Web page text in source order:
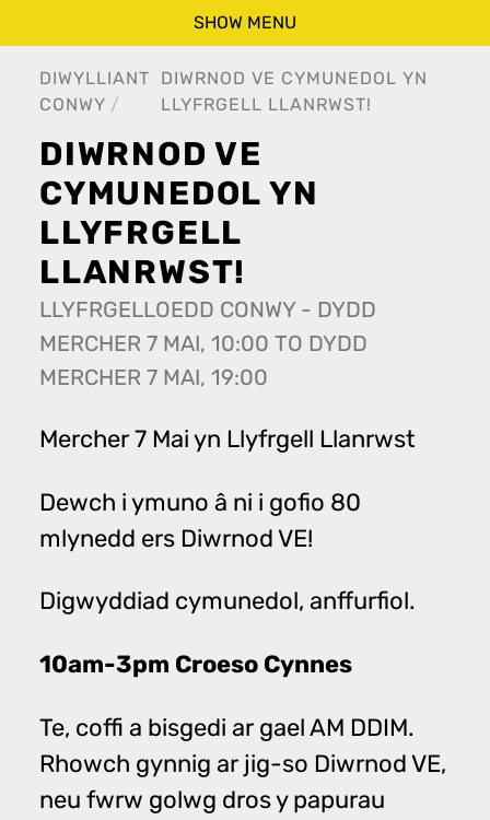
SHOW MENU
DIWYLLIANT
CONWY
DIWRNOD VE CYMUNEDOL YN
LLYFRGELL LLANRWST!
DIWRNOD VE
CYMUNEDOL YN
LLYFRGELL
LLANRWST!
LLYFRGELLOEDD CONWY - DYDD
MERCHER 7 MAI, 10:00 TO DYDD
MERCHER 7 MAI, 19:00
Mercher 7 Mai yn Llyfrgell Llanrwst
Dewch i ymuno â ni i gofio 80
mlynedd ers Diwrnod VE!
Digwyddiad cymunedol, anffurfiol.
10am-3pm Croeso Cynnes
Te, coffi a bisgedi ar gael AM DDIM.
Rhowch gynnig ar jig-so Diwrnod VE,
neu fwrw golwg dros y papurau